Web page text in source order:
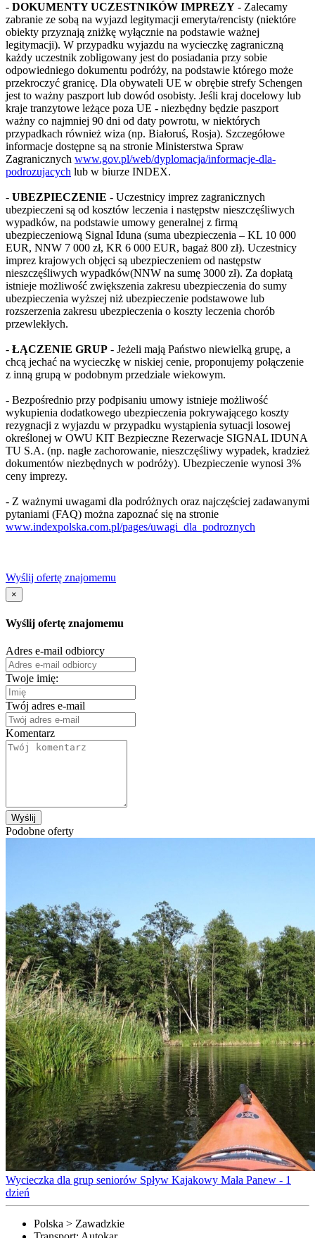
- DOKUMENTY UCZESTNIKÓW IMPREZY - Zalecamy
zabranie ze sobą na wyjazd legitymacji emeryta/rencisty (niektóre
obiekty przyznają zniżkę wyłącznie na podstawie ważnej
legitymacji). W przypadku wyjazdu na wycieczkę zagraniczną
każdy uczestnik zobligowany jest do posiadania przy sobie
odpowiedniego dokumentu podróży, na podstawie którego może
przekroczyć granicę. Dla obywateli UE w obrębie strefy Schengen
jest to ważny paszport lub dowód osobisty. Jeśli kraj docelowy lub
kraje tranzytowe leżące poza UE - niezbędny będzie paszport
ważny co najmniej 90 dni od daty powrotu, w niektórych
przypadkach również wiza (np. Białoruś, Rosja). Szczegółowe
informacje dostępne są na stronie Ministerstwa Spraw
Zagranicznych www.gov.pl/web/dyplomacja/informacje-dla-
podrozujacych lub w biurze INDEX.
- UBEZPIECZENIE - Uczestnicy imprez zagranicznych
ubezpieczeni są od kosztów leczenia i następstw nieszczęśliwych
wypadków, na podstawie umowy generalnej z firmą
ubezpieczeniową Signal Iduna (suma ubezpieczenia – KL 10 000
EUR, NNW 7 000 zł, KR 6 000 EUR, bagaż 800 zł). Uczestnicy
imprez krajowych objęci są ubezpieczeniem od następstw
nieszczęśliwych wypadków(NNW na sumę 3000 zł). Za dopłatą
istnieje możliwość zwiększenia zakresu ubezpieczenia do sumy
ubezpieczenia wyższej niż ubezpieczenie podstawowe lub
rozszerzenia zakresu ubezpieczenia o koszty leczenia chorób
przewlekłych.
- ŁĄCZENIE GRUP - Jeżeli mają Państwo niewielką grupę, a
chcą jechać na wycieczkę w niskiej cenie, proponujemy połączenie
z inną grupą w podobnym przedziale wiekowym.
- Bezpośrednio przy podpisaniu umowy istnieje możliwość
wykupienia dodatkowego ubezpieczenia pokrywającego koszty
rezygnacji z wyjazdu w przypadku wystąpienia sytuacji losowej
określonej w OWU KIT Bezpieczne Rezerwacje SIGNAL IDUNA
TU S.A. (np. nagłe zachorowanie, nieszczęśliwy wypadek, kradzież
dokumentów niezbędnych w podróży). Ubezpieczenie wynosi 3%
ceny imprezy.
- Z ważnymi uwagami dla podróżnych oraz najczęściej zadawanymi
pytaniami (FAQ) można zapoznać się na stronie
www.indexpolska.com.pl/pages/uwagi_dla_podroznych
Wyślij ofertę znajomemu
×
Wyślij ofertę znajomemu
Adres e-mail odbiorcy
Twoje imię:
Twój adres e-mail
Komentarz
Wyślij
Podobne oferty
Wycieczka dla grup seniorów Spływ Kajakowy Mała Panew - 1
dzień
Polska > Zawadzkie